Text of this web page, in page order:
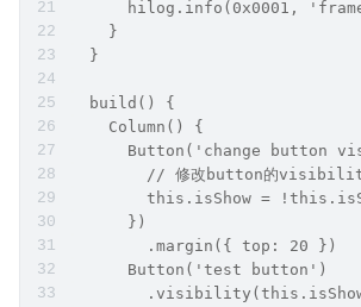
hilog.info(0x0001,
    }
  }
  build() {
    Column() {
Button('change button
// 修改button的
this.isShow =
      })
        .margin({ top: 20 })
      Button('test button')